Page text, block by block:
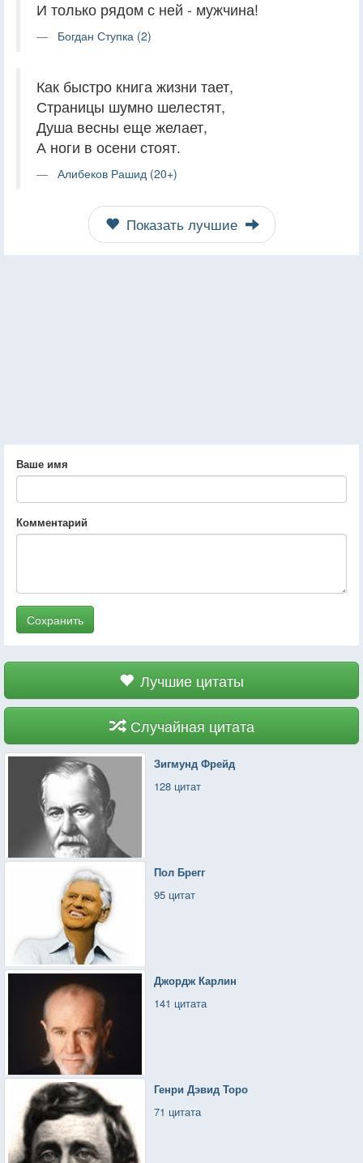
И только рядом с ней - мужчина!
Богдан Ступка (2)
Как быстро книга жизни тает,
Страницы шумно шелестят,
Душа весны еще желает,
А ноги в осени стоят.
Алибеков Рашид (20+)
Показать лучшие
Ваше имя
Комментарий
Сохранить
Лучшие цитаты
Случайная цитата
Зигмунд Фрейд
128 цитат
Пол Брегг
95 цитат
Джордж Карлин
141 цитата
Генри Дэвид Торо
71 цитата